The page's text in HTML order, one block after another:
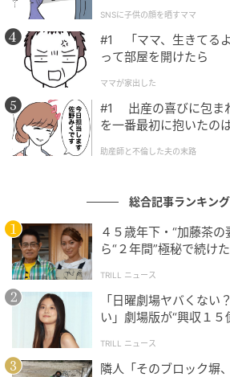
・このレシピでは電子レンジを使
によって加熱具合に差が生じるこ
お使いの機種にあわせて様子を見な
さい。
SNSに子供の顔を晒すママ
#1 「ママ、生きてる
って部屋を開けたら
ママが家出した
#1 出産の喜びに包ま
を一番最初に抱いたの
助産師と不倫した夫の末路
総合記事ランキング
４５歳年下・“加藤茶
ら“２年間”極秘で続け
TRILL ニュース
「日曜劇場ヤバくない
い」劇場版が“興収１５
TRILL ニュース
隣人「そのブロック塀